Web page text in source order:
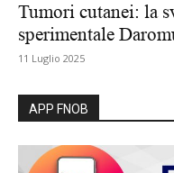
Tumori cutanei: la
sperimentale
11 Luglio 2025
APP FNOB